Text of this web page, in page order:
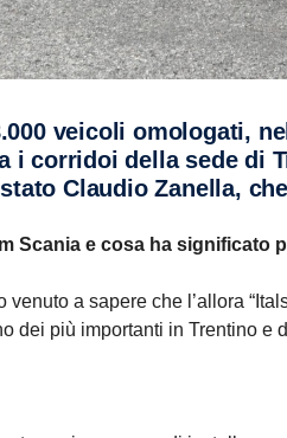
veicoli omologati,
i corridoi della sede
Claudio Zanella,
Scania e cosa ha significato
a sapere che l’allora
dei più importanti in Trentino